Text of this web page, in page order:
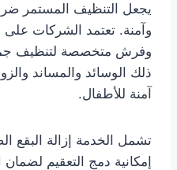
يجعل التنظيف المستمر
وآمنة. تعتمد الشركات
وفرش متخصصة لتنظيف
ذلك الوسائد والمساند
آمنة للأطفال.
تشمل الخدمة إزالة البقع
إمكانية دمج التعقيم